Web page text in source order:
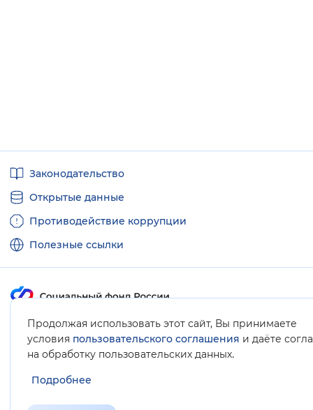
Продолжая использовать этот сайт, Вы принимаете
условия пользовательского соглашения и даёте
на обработку пользовательских данных.
Подробнее
ссылкиЗаконодательство
Открытые данные
Противодействие коррупции
Полезные ссылки
Карта сайта